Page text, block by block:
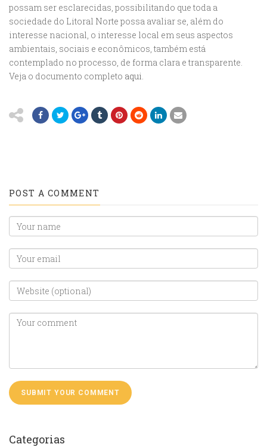
possam ser esclarecidas, possibilitando que toda a
sociedade do Litoral Norte possa avaliar se, além do
interesse nacional, o interesse local em seus aspectos
ambientais, sociais e econômicos, também está
contemplado no processo, de forma clara e transparente.
Veja o documento completo aqui.
POST A COMMENT
Categorias